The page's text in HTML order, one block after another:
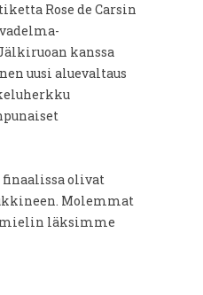
Rose de Carsin
kanssa
uusi aluevaltaus
olivat
Molemmat
läksimme